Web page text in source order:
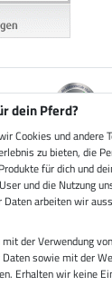
Vorkasse
dein Pferd?
Cookies und andere
zu bieten, die
für dich und
und die Nutzung
Daten arbeiten wir
der Verwendung
sowie mit der
Erhalten wir keine